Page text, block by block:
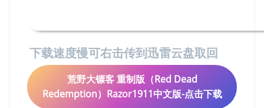
下载速度慢可右击传到迅雷云盘取回
荒野大镖客 重制版（Red Dead
Redemption）Razor1911中文版-点击下载